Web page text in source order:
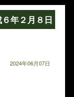
年２月８日
2024年06月07日